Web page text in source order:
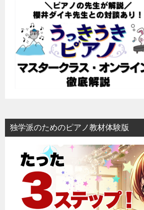
独学派のためのピアノ教材体験版